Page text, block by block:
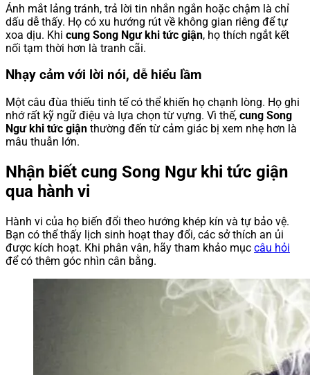
Ánh mắt lảng tránh, trả lời tin nhắn ngắn hoặc chậm là chỉ
dấu dễ thấy. Họ có xu hướng rút về không gian riêng để tự
xoa dịu. Khi cung Song Ngư khi tức giận, họ thích ngắt kết
nối tạm thời hơn là tranh cãi.
Nhạy cảm với lời nói, dễ hiểu lầm
Một câu đùa thiếu tinh tế có thể khiến họ chạnh lòng. Họ ghi
nhớ rất kỹ ngữ điệu và lựa chọn từ vựng. Vì thế, cung Song
Ngư khi tức giận thường đến từ cảm giác bị xem nhẹ hơn là
mâu thuẫn lớn.
Nhận biết cung Song Ngư khi tức giận
qua hành vi
Hành vi của họ biến đổi theo hướng khép kín và tự bảo vệ.
Bạn có thể thấy lịch sinh hoạt thay đổi, các sở thích an ủi
được kích hoạt. Khi phân vân, hãy tham khảo mục câu hỏi
để có thêm góc nhìn cân bằng.